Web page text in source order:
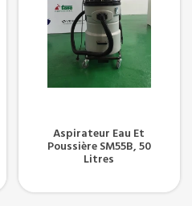
Aspirateur Eau Et
Poussière SM55B, 50
Litres